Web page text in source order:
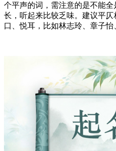
个平声的词，需注意的是不能
长，听起来比较乏味。建议平
口、悦耳，比如林志玲、章子怡